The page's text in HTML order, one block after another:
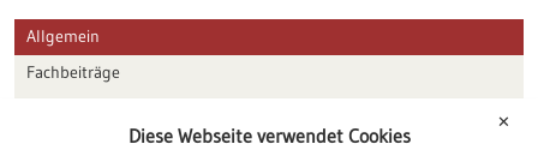
Allgemein
Fachbeiträge
Veranstaltungen
✕
Diese Webseite verwendet Cookies